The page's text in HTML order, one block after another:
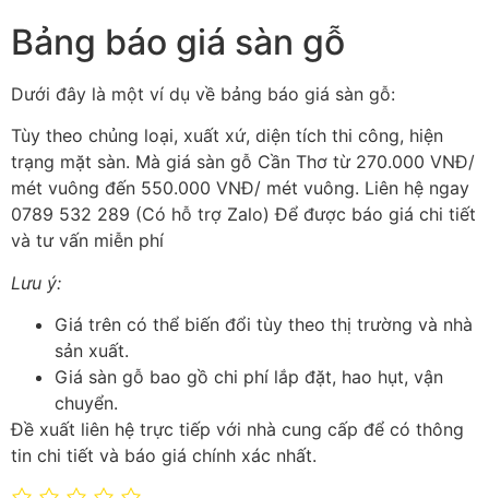
Bảng báo giá sàn gỗ
Dưới đây là một ví dụ về bảng báo giá sàn gỗ:
Tùy theo chủng loại, xuất xứ, diện tích thi công, hiện
trạng mặt sàn. Mà giá sàn gỗ Cần Thơ từ 270.000 VNĐ/
mét vuông đến 550.000 VNĐ/ mét vuông. Liên hệ ngay
0789 532 289 (Có hỗ trợ Zalo) Để được báo giá chi tiết
và tư vấn miễn phí
Lưu ý:
Giá trên có thể biến đổi tùy theo thị trường và nhà
sản xuất.
Giá sàn gỗ bao gồ chi phí lắp đặt, hao hụt, vận
chuyển.
Đề xuất liên hệ trực tiếp với nhà cung cấp để có thông
tin chi tiết và báo giá chính xác nhất.